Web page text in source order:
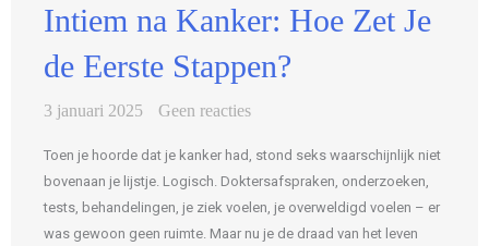
Intiem na Kanker: Hoe Zet Je
de Eerste Stappen?
3 januari 2025 Geen reacties
Toen je hoorde dat je kanker had, stond seks waarschijnlijk niet
bovenaan je lijstje. Logisch. Doktersafspraken, onderzoeken,
tests, behandelingen, je ziek voelen, je overweldigd voelen – er
was gewoon geen ruimte. Maar nu je de draad van het leven